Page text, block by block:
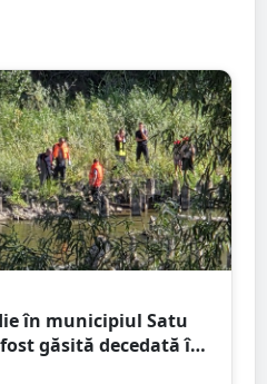
în municipiul Satu
găsită decedată în
Decebal